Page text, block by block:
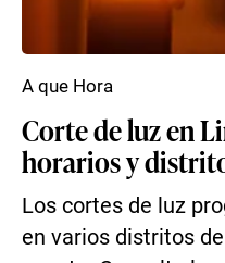
Corte de luz en
horarios y
Los cortes de luz
en varios distritos
A que Hora